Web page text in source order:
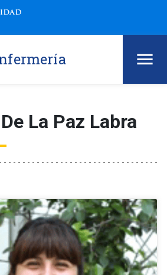
La Paz Labra